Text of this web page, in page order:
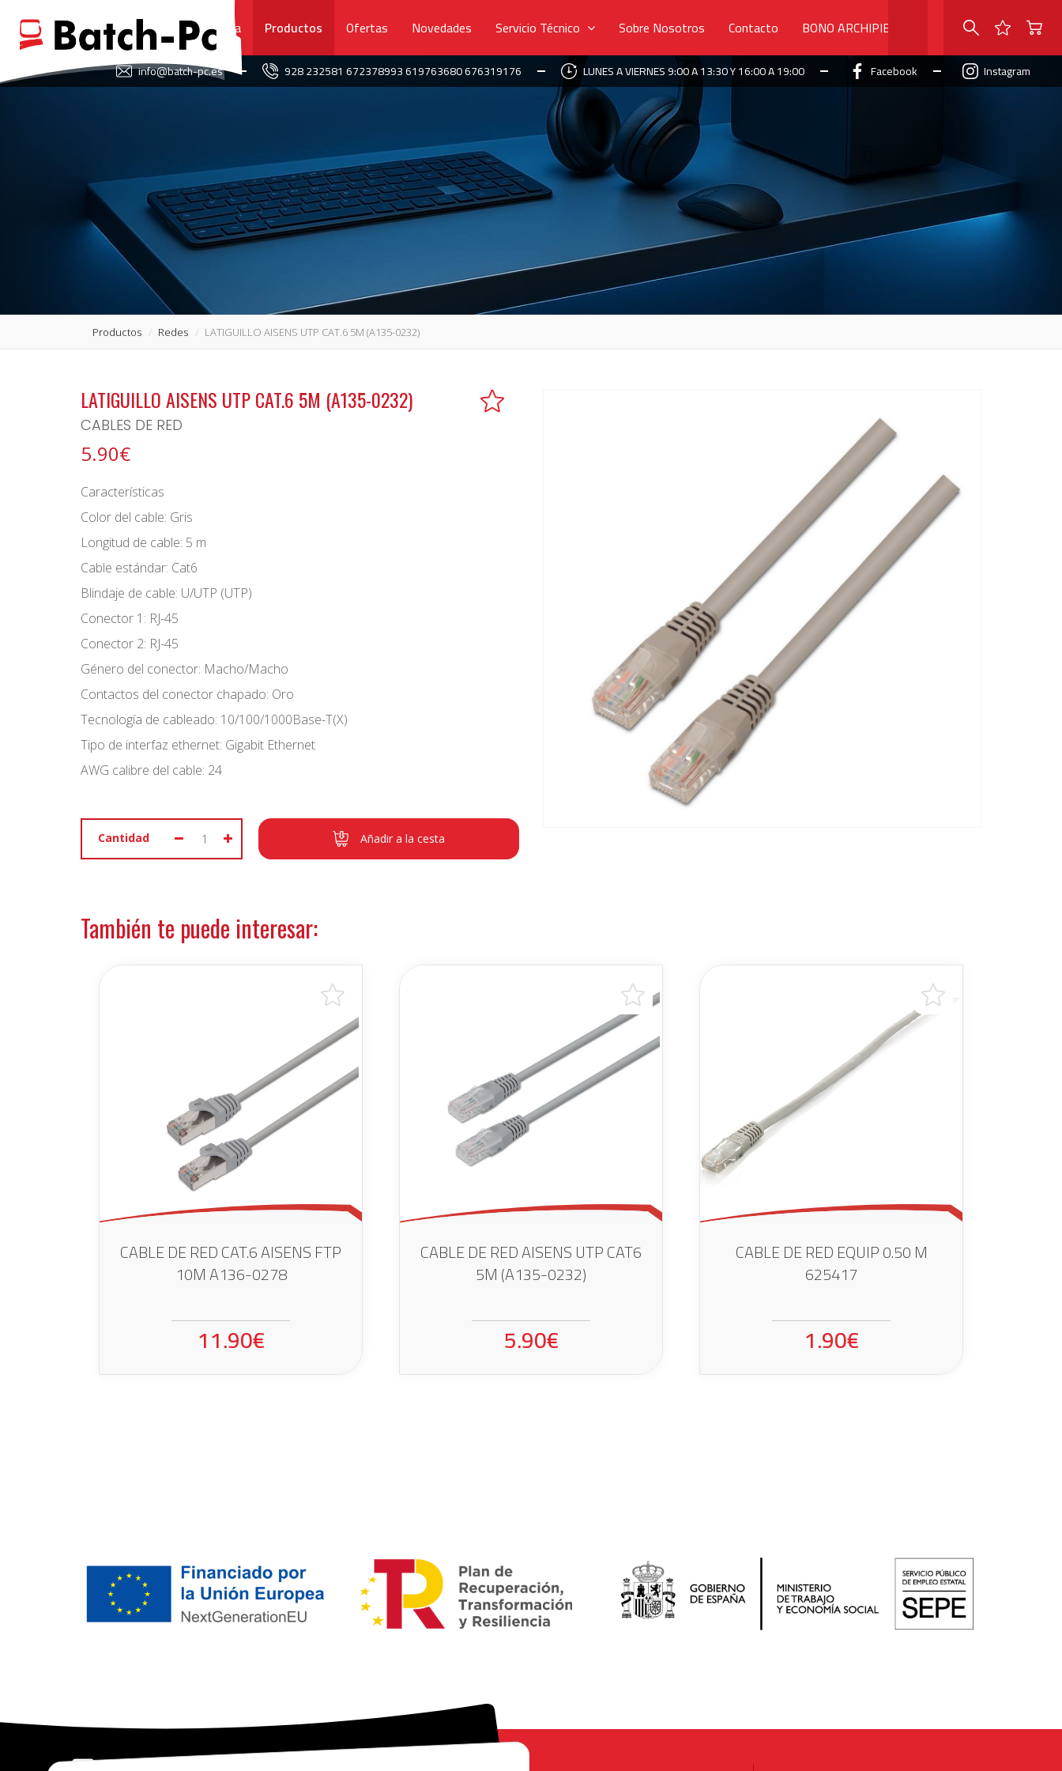
Portada Productos Ofertas Novedades Servicio Técnico Sobre Nosotros Contacto BONO ARCHIPIELAGO
info@batch-pc.es 928 232581 672378993 619763680 676319176 LUNES A VIERNES 9:00 A 13:30 Y 16:00 A 19:00 Facebook Instagram
Productos Redes LATIGUILLO AISENS UTP CAT.6 5M (A135-0232)
LATIGUILLO AISENS UTP CAT.6 5M (A135-0232)
CABLES DE RED
5.90€
Características
Color del cable: Gris
Longitud de cable: 5 m
Cable estándar: Cat6
Blindaje de cable: U/UTP (UTP)
Conector 1: RJ-45
Conector 2: RJ-45
Género del conector: Macho/Macho
Contactos del conector chapado: Oro
Tecnología de cableado: 10/100/1000Base-T(X)
Tipo de interfaz ethernet: Gigabit Ethernet
AWG calibre del cable: 24
Cantidad Añadir a la cesta
También te puede interesar:
CABLE DE RED CAT.6 AISENS FTP
10M A136-0278
11.90€
CABLE DE RED AISENS UTP CAT6
5M (A135-0232)
5.90€
CABLE DE RED EQUIP 0.50 M
625417
1.90€
FAVORITOS